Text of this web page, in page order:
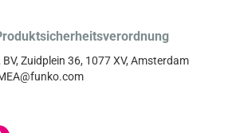
BV, Zuidplein 36, 1077 XV, Amsterdam